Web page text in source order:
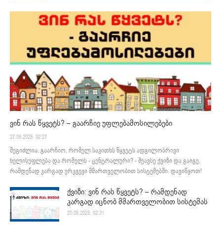
ვინ რას წყვეტს? – გაარჩიე უფლებამოსილებები
27.05.2025. 02:27
შეგიძლია, გაარჩიო, რომელ საკითხს წყვეტს ადგილობრივი
ხელისუფლება და რომელს - ცენტრალური? - შეავსე ქვიზი და გაიგე,
რამდენად კარგად ერკვევი მმართველობით სისტემებში. დავიწყოთ!
ქვიზი: ვინ რას წყვეტს? – რამდენად
კარგად იცნობ მმართველობით სისტემას
20.05.2025. 02:31